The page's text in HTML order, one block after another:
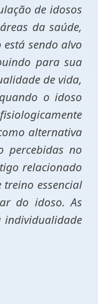
de idosos
da saúde,
sendo alvo
para sua
de vida,
o idoso
alternativa
percebidas no
relacionado
essencial
do idoso. As
individualidade